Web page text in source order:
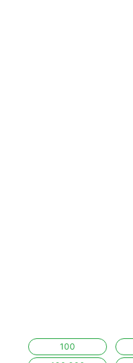
100